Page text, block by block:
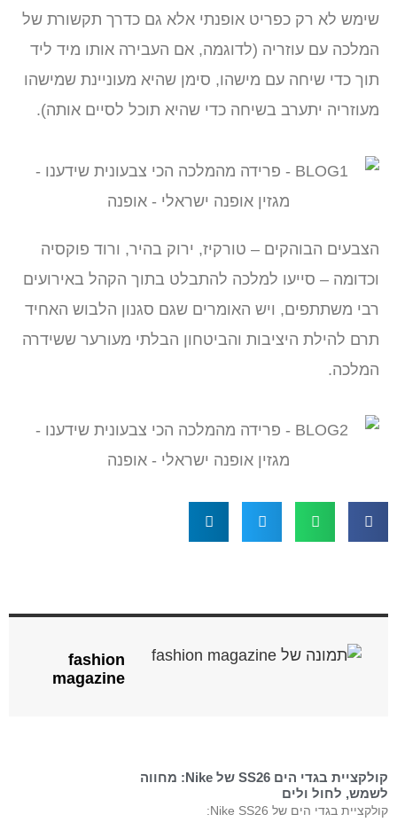
שימש לא רק כפריט אופנתי אלא גם כדרך תקשורת של
המלכה עם עוזריה (לדוגמה, אם העבירה אותו מיד ליד
תוך כדי שיחה עם מישהו, סימן שהיא מעוניינת שמישהו
מעוזריה יתערב בשיחה כדי שהיא תוכל לסיים אותה).
הצבעים הבוהקים – טורקיז, ירוק בהיר, ורוד פוקסיה
וכדומה – סייעו למלכה להתבלט בתוך הקהל באירועים
רבי משתתפים, ויש האומרים שגם סגנון הלבוש האחיד
תרם להילת היציבות והביטחון הבלתי מעורער ששידרה
המלכה.
fashion
magazine
קולקציית בגדי הים SS26 של Nike: מחווה
לשמש, לחול ולים
קולקציית בגדי הים של Nike SS26: